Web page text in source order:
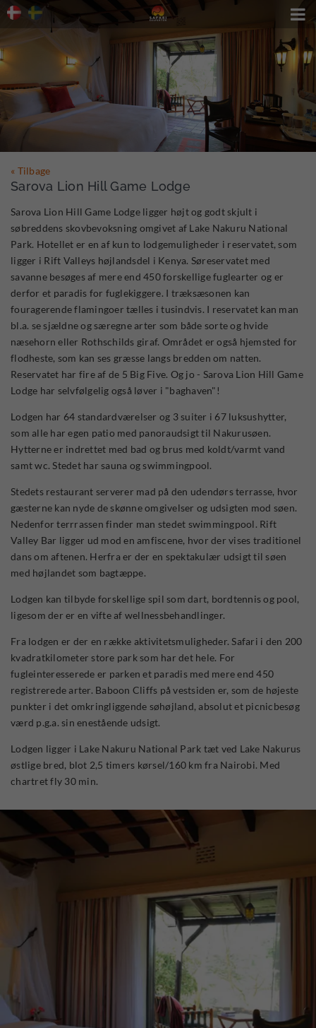

« Tilbage
Sarova Lion Hill Game Lodge
Sarova Lion Hill Game Lodge ligger højt og godt skjult i
søbreddens skovbevoksning omgivet af Lake Nakuru National
Park. Hotellet er en af kun to lodgemuligheder i reservatet, som
ligger i Rift Valleys højlandsdel i Kenya. Søreservatet med
savanne besøges af mere end 450 forskellige fuglearter og er
derfor et paradis for fuglekiggere. I træksæsonen kan
fouragerende flamingoer tælles i tusindvis. I reservatet kan man
bl.a. se sjældne og særegne arter som både sorte og hvide
næsehorn eller Rothschilds giraf. Området er også hjemsted for
flodheste, som kan ses græsse langs bredden om natten.
Reservatet har fire af de 5 Big Five. Og jo - Sarova Lion Hill Game
Lodge har selvfølgelig også løver i "baghaven"!
Lodgen har 64 standardværelser og 3 suiter i 67 luksushytter,
som alle har egen patio med panoraudsigt til Nakurusøen.
Hytterne er indrettet med bad og brus med koldt/varmt vand
samt wc. Stedet har sauna og swimmingpool.
Stedets restaurant serverer mad på den udendørs terrasse, hvor
gæsterne kan nyde de skønne omgivelser og udsigten mod søen.
Nedenfor terrrassen finder man stedet swimmingpool. Rift
Valley Bar ligger ud mod en amfiscene, hvor der vises traditionel
dans om aftenen. Herfra er der en spektakulær udsigt til søen
med højlandet som bagtæppe.
Lodgen kan tilbyde forskellige spil som dart, bordtennis og pool,
ligesom der er en vifte af wellnessbehandlinger.
Fra lodgen er der en række aktivitetsmuligheder. Safari i den 200
kvadratkilometer store park som har det hele. For
fugleinteresserede er parken et paradis med mere end 450
registrerede arter. Baboon Cliffs på vestsiden er, som de højeste
punkter i det omkringliggende søhøjland, absolut et picnicbesøg
værd p.g.a. sin enestående udsigt.
Lodgen ligger i Lake Nakuru National Park tæt ved Lake Nakurus
østlige bred, blot 2,5 timers kørsel/160 km fra Nairobi. Med
chartret fly 30 min.